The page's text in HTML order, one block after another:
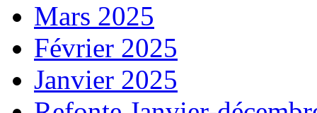
Mars 2025
Février 2025
Janvier 2025